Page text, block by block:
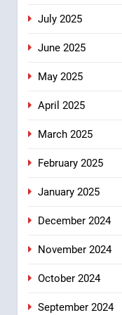
July 2025
June 2025
May 2025
April 2025
March 2025
February 2025
January 2025
December 2024
November 2024
October 2024
September 2024